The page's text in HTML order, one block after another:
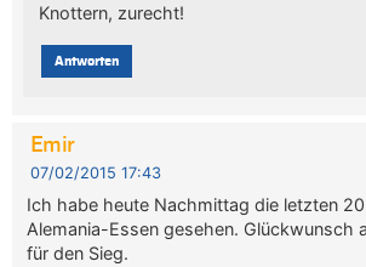
Knottern, zurecht!
Antworten
Emir
07/02/2015 17:43
Ich habe heute Nachmittag die letzten
Alemania-Essen gesehen. Glückwunsch
für den Sieg.